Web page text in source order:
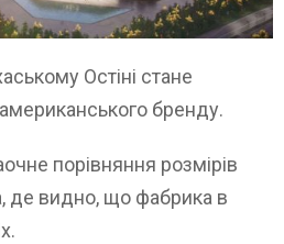
Остіні стане
бренду.
порівняння розмірів
де видно, що фабрика в